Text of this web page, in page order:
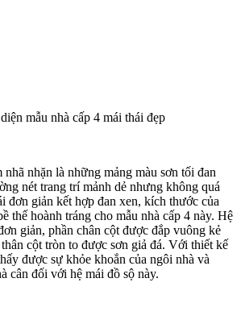
mẫu nhà cấp 4 mái thái đẹp
nhã nhặn là những mảng màu sơn tối đan
nét trang trí mảnh dẻ nhưng không quá
đơn giản kết hợp đan xen, kích thước của
thế hoành tráng cho mẫu nhà cấp 4 này. Hệ
giản, phần chân cột được đắp vuông kẻ
cột tròn to được sơn giả đá. Với thiết kế
được sự khỏe khoắn của ngôi nhà và
cân đối với hệ mái đồ sộ này.